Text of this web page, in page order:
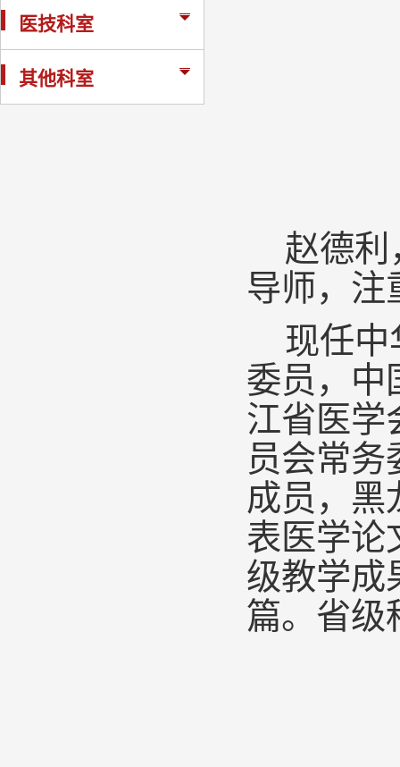
医技科室
其他科室
赵德利
导师， 注
现任中
委员 ， 中
江省医学
员会常务
成员 ， 黑
表医学论
级教学成
篇。 省级